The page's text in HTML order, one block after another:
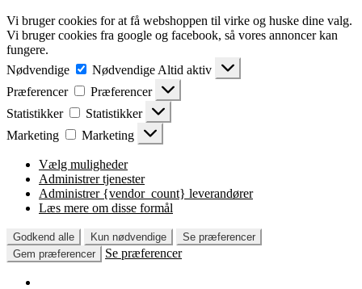
Vi bruger cookies for at få webshoppen til virke og huske dine valg.
Vi bruger cookies fra google og facebook, så vores annoncer kan
fungere.
Nødvendige
Nødvendige Altid aktiv
Præferencer
Præferencer
Statistikker
Statistikker
Marketing
Marketing
Vælg muligheder
Administrer tjenester
Administrer {vendor_count} leverandører
Læs mere om disse formål
Godkend alle Kun nødvendige
Se præferencer
Gem præferencer
Se præferencer